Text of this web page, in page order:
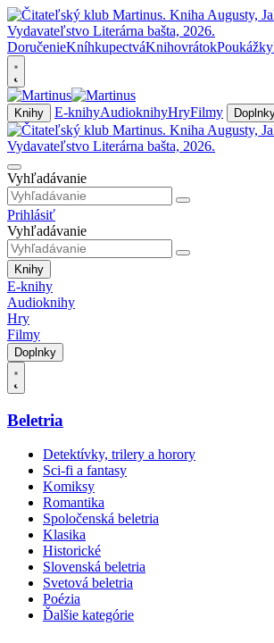
DoručenieKníhkupectváKnihovrátokPoukážky
Knihy E-knihyAudioknihyHryFilmy
Vyhľadávanie
Prihlásiť
Vyhľadávanie
Knihy
E-knihy
Audioknihy
Hry
Filmy
Doplnky
Beletria
Detektívky, trilery a horory
Sci-fi a fantasy
Komiksy
Romantika
Spoločenská beletria
Klasika
Historické
Slovenská beletria
Svetová beletria
Poézia
Ďalšie kategórie